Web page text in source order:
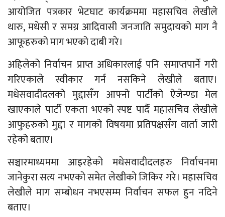
आयोजित पत्रकार भेटघाट कार्यक्रममा महासचिव लेखीले
थारु, मधेसी र समग्र आदिवासी जनजाति समुदायको माग नै
आफूहरुको माग भएको दाबी गरे।
अहिलेको निर्वाचन प्राप्त अधिकारलाई पनि समाप्तपार्ने गरी
गरिएकाले स्वीकार गर्न नसकिने लेखीले बताए।
मधेसवादीदलको मुद्दासँग आफ्नो पार्टीको ऐजेन्ण्डा मेल
खाएकाले पार्टी एकता भएको स्पष्ट पार्दै महासचिव लेखीले
आफुहरुको मुद्दा र मागको विषयमा प्रतिपक्षसँग वार्ता जारी
रहेको बताए।
सञ्चारमाध्यममा आइरहेको मधेसवादीदलहरु निर्वाचनमा
जानेकुरा सत्य नभएको समेत लेखीको जिकिर गरे। महासचिव
लेखीले माग सम्बोधन नभएसम्म निर्वाचन सफल हुन नदिने
बताए।